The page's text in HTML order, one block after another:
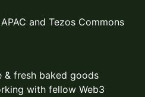
and Tezos Commons
& fresh baked goods
with fellow Web3